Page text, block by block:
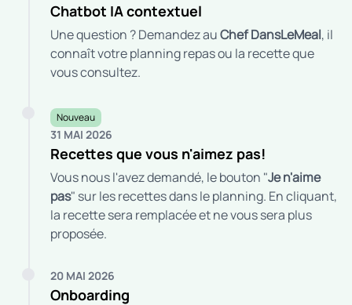
Chatbot IA contextuel
Une question ? Demandez auChef DansLeMeal, il
connaît votre planning repas ou la recette que
vous consultez.
Nouveau
31 MAI 2026
Recettes que vous n'aimez pas!
Vous nous l'avez demandé, le bouton "Je n'aime
pas" sur les recettes dans le planning. En cliquant,
la recette sera remplacée et ne vous sera plus
proposée.
20 MAI 2026
Onboarding